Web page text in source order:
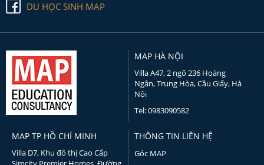
DU HỌC SINH MAP
MAP HÀ NỘI
Villa A47, 2 ngõ 236 Hoàng
Ngân, Trung Hòa, Cầu Giấy, Hà
Nội
Tel: 0983090582
MAP TP HỒ CHÍ MINH
Villa D7, Khu đô thị Cao Cấp
THÔNG TIN LIÊN HỆ
Góc MAP